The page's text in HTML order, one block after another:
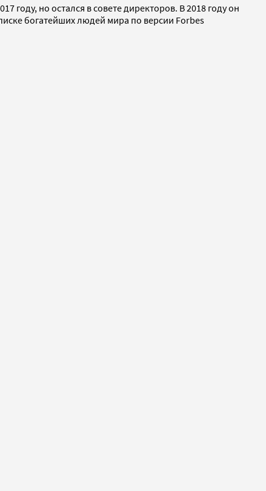
году, но остался в совете директоров. В 2018 году он
богатейших людей мира по версии Forbes